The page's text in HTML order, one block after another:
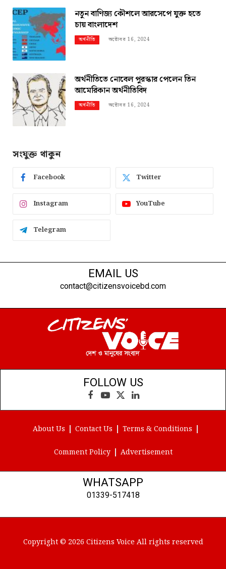
নতুন বাণিজ্য কৌশলে আরসেপে যুক্ত হতে
চায় বাংলাদেশ
অর্থনীতি অক্টোবর 16, 2024
অর্থনীতিতে নোবেল পুরস্কার পেলেন তিন
আমেরিকান অর্থনীতিবিদ
অর্থনীতি অক্টোবর 16, 2024
সংযুক্ত থাকুন
Facebook Twitter
Instagram YouTube
Telegram
EMAIL US
contact@citizensvoicebd.com
FOLLOW US
Facebook
YouTube
X
(Twitter)
LinkedIn
About Us Contact Us Terms & Conditions
Comment Policy Advertisement
WHATSAPP
01339-517418
Copyright © 2026 Citizens Voice All rights reserved